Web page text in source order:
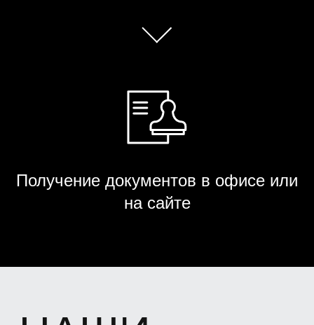
Получение документов в офисе или
на сайте